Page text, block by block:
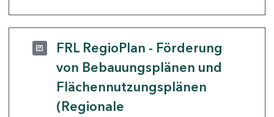
FRL RegioPlan - Förderung
von Bebauungsplänen und
Flächennutzungsplänen
(Regionale